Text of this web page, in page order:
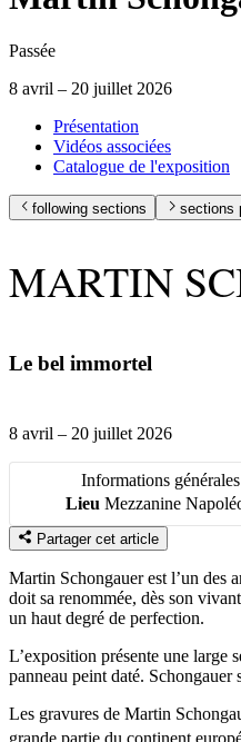
Passée
8 avril – 20 juillet 2026
Présentation
Vidéos associées
Catalogue de l'exposition
following sections sections
MARTIN
Le bel immortel
8 avril – 20 juillet 2026
Informations générales
Lieu Mezzanine
Partager cet article
Martin Schongauer est l’un des
doit sa renommée, dès son
un haut degré de perfection.
L’exposition présente une large
panneau peint daté.
Les gravures de Martin